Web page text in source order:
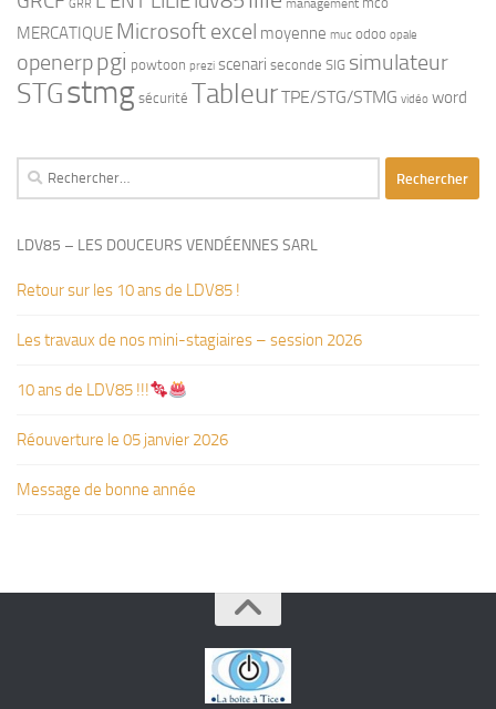
GRR management
MERCATIQUE Microsoft excel moyenne muc odoo opale
openerppgi powtoon prezi scenari seconde SIG simulateur
STGstmg sécurité TableurTPE/STG/STMG vidéo word
Rechercher :
LDV85 – LES DOUCEURS VENDÉENNES SARL
Retour sur les 10 ans de LDV85 !
Les travaux de nos mini-stagiaires – session 2026 ‍‍‍‍‍
10 ans de LDV85 !!!
Réouverture le 05 janvier 2026
Message de bonne année